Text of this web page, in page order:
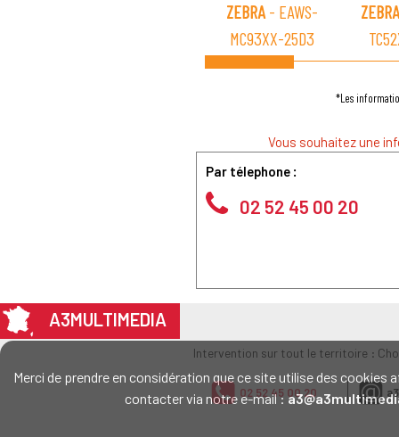
Merci de prendre en considération que ce site utilise des
contacter via notre e-mail :
ZEBRA - EAWS-
MC93XX-25D3
ZEBRA
*Les
Vous souhaitez une
Par télephone :
02 52 45 00 20
A3MULTIMEDIA
Intervention sur tout le territoire :
02 52 45 00 20